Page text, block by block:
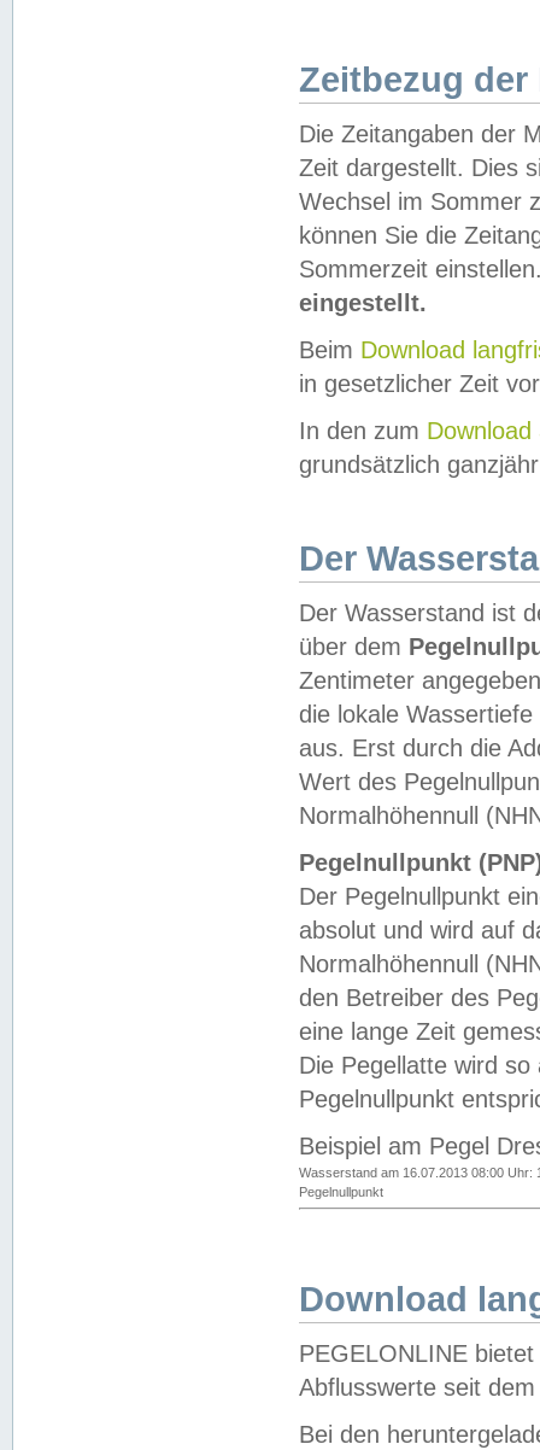
Zeitbezug der
Die Zeitangaben der
Zeit dargestellt. Dies
Wechsel im Sommer
können Sie die
Sommerzeit
eingestellt.
Beim Download
in gesetzlicher Zeit
In den zum Download
grundsätzlich
Der
Der Wasserstand ist
über dem
Zentimeter
die lokale
aus. Erst durch die
Wert des
Normalhöhennull
Pegelnullpunkt
Der Pegelnullpunkt
absolut und wird auf
Normalhöhennull
den Betreiber des
eine lange Zeit
Die Pegellatte wird
Pegelnullpunkt
Beispiel am Pegel
Wasserstand am 16.07.2013 08:00 Uhr:
Pegelnullpunkt
Download
PEGELONLINE
Abflusswerte seit
Bei den